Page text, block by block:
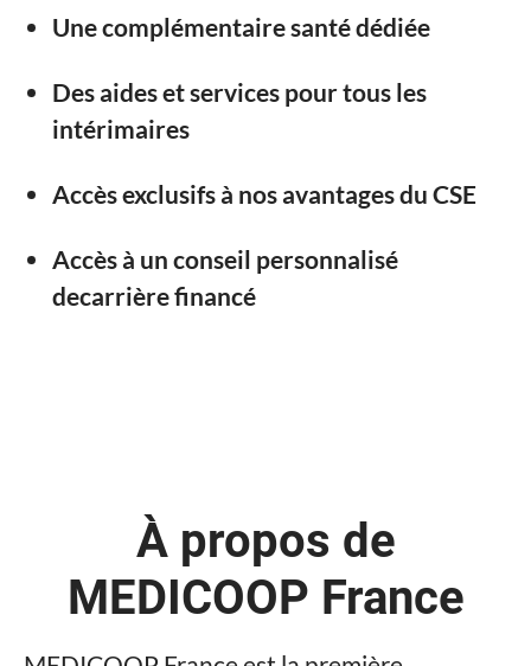
Une complémentaire santé dédiée
Des aides et services pour tous les
intérimaires
Accès exclusifs à nos avantages du CSE
Accès à un conseil personnalisé
decarrière financé
À propos de
MEDICOOP France